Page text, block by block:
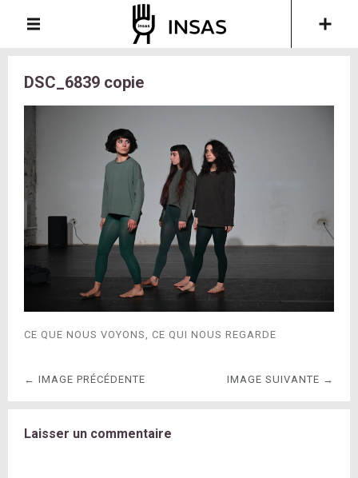
DSC_6839 copie
CE QUE NOUS VOYONS, CE QUI NOUS REGARDE
← IMAGE PRÉCÉDENTE IMAGE SUIVANTE →
Laisser un commentaire